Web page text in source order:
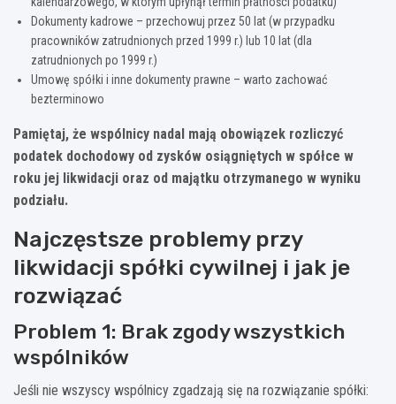
Dokumenty kadrowe – przechowuj przez 50 lat (w przypadku
pracowników zatrudnionych przed 1999 r.) lub 10 lat (dla
zatrudnionych po 1999 r.)
Umowę spółki i inne dokumenty prawne – warto zachować
bezterminowo
Pamiętaj, że wspólnicy nadal mają obowiązek rozliczyć
podatek dochodowy od zysków osiągniętych w spółce w
roku jej likwidacji oraz od majątku otrzymanego w wyniku
podziału.
Najczęstsze problemy przy
likwidacji spółki cywilnej i jak je
rozwiązać
Problem 1: Brak zgody wszystkich
wspólników
Jeśli nie wszyscy wspólnicy zgadzają się na rozwiązanie spółki: